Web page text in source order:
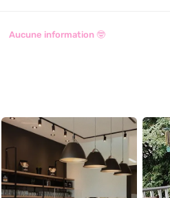
Aucune information 🤓